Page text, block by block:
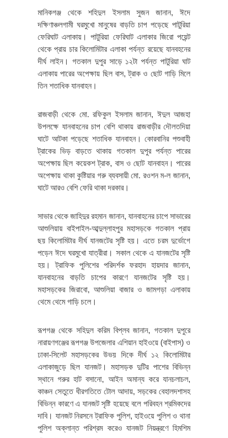
মানিকগঞ্জ থেকে শহিদুল ইসলাম সুজন জানান, ঈদে
দক্ষিণাঞ্চলগামী ঘরমুখো মানুষের বাড়তি চাপ পড়েছে পাটুরিয়া
ফেরিঘাট এলাকায়। পাটুরিয়া ফেরিঘাট এলাকার জিরো পয়েন্ট
থেকে প্রায় চার কিলোমিটার এলাকা পর্যন্ত রয়েছে যানবহনের
দীর্ঘ লাইন। গতকাল দুপুর সাড়ে ১২টা পর্যন্ত পাটুরিয়া ঘাট
এলাকায় পারের অপেক্ষায় ছিল বাস, ট্রাক ও ছোট গাড়ি মিলে
তিন শতাধিক যানবাহন।
রাজবাড়ী থেকে মো. রফিকুল ইসলাম জানান, ঈদুল আজহা
উপলক্ষে যানবাহনের চাপ বেশি থাকায় রাজবাড়ীর দৌলতদিয়া
ঘাটে আটকা পড়েছে শতাধিক যানবাহন। কোরবানির পশুবাহী
ট্রাকের ভিড় বাড়তে থাকায় গতকাল দুপুর পর্যন্ত পারের
অপেক্ষায় ছিল কয়েকশ ট্রাক, বাস ও ছোট যানবাহন। পারের
অপেক্ষায় থাকা কুষ্টিয়ার গরু ব্যবসায়ী মো. রওশন ম-ল জানান,
ঘাটে আরও বেশি ফেরি থাকা দরকার।
সাভার থেকে জাহিদুর রহমান জানান, যানবাহনের চাপে সাভারের
আশুলিয়ায় বাইপাইল-আব্দুল্লাহপুর মহাসড়কে গতকাল প্রায়
ছয় কিলোমিটার দীর্ঘ যানজটের সৃষ্টি হয়। এতে চরম দুর্ভোগে
পড়েন ঈদে ঘরমুখো যাত্রীরা। সকাল থেকে এ যানজটের সৃষ্টি
হয়। ট্রাফিক পুলিশের পরিদর্শক ফরহাদ হায়দার জানান,
যানবাহনের বাড়তি চাপের কারণে যানজটের সৃষ্টি হয়।
মহাসড়কের জিরাবো, আশুলিয়া বাজার ও জামগড়া এলাকায়
থেমে থেমে গাড়ি চলে।
রূপগঞ্জ থেকে সহিদুল করিম বিপ্লব জানান, গতকাল দুপুরে
নারায়ণগঞ্জের রূপগঞ্জ উপজেলার এশিয়ান হাইওয়ে (বাইপাস) ও
ঢাকা-সিলেট মহাসড়কের উভয় দিকে দীর্ঘ ১২ কিলোমিটার
এলাকাজুড়ে ছিল যানজট। মহাসড়ক দুটির পাশের বিভিন্ন
স্থানে গরুর হাট বসানো, আইন অমান্য করে যানচলাচল,
কাঞ্চন সেতুতে ধীরগতিতে টোল আদায়, সড়কের বেহালদশাসহ
বিভিন্ন কারণে এ যানজট সৃষ্টি হয়েছে বলে পরিবহন শ্রমিকদের
দাবি। যানজট নিরসনে ট্রাফিক পুলিশ, হাইওয়ে পুলিশ ও থানা
পুলিশ অক্লান্ত পরিশ্রম করেও যানজট নিয়ন্ত্রণে হিমশিম